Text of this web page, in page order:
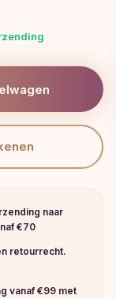
naar
€70
retourrecht.
vanaf €99 met